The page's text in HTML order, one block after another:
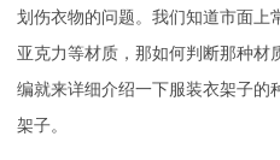
划伤衣物的问题。我们知道市面上
亚克力等材质，那如何判断那种材
编就来详细介绍一下服装衣架子的
架子。